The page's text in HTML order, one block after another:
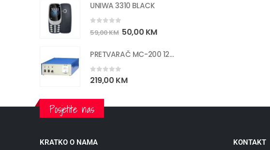
UNIWA 3310 BLACK
out of 5
59,00KM 50,00 KM
PRETVARAČ MC-200 12/220V 200W
0out of 5
219,00 KM
Posjetite nas
KRATKO O NAMA KONTAKT